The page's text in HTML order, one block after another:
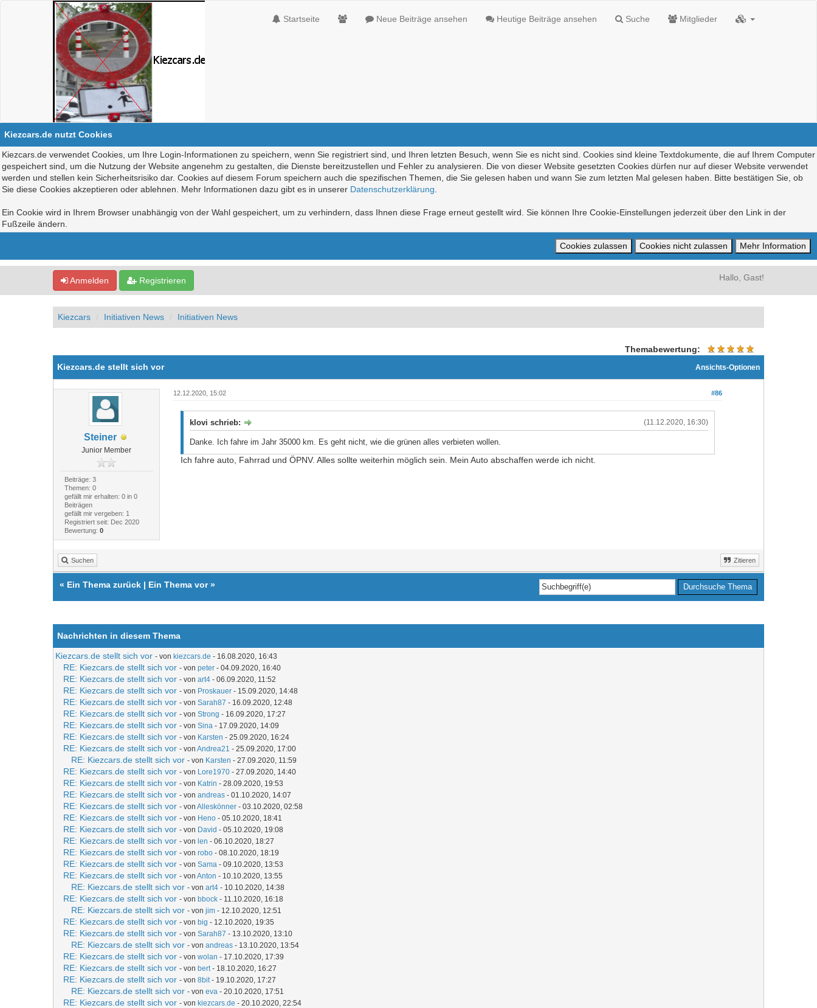
Startseite Neue Beiträge ansehen Heutige Beiträge ansehen Suche Mitglieder
Kiezcars.de nutzt Cookies
Kiezcars.de verwendet Cookies, um Ihre Login-Informationen zu speichern, wenn Sie registriert sind, und Ihren letzten Besuch, wenn Sie es nicht sind. Cookies sind kleine Textdokumente, die auf Ihrem Computer
gespeichert sind, um die Nutzung der Website angenehm zu gestalten, die Dienste bereitzustellen und Fehler zu analysieren. Die von dieser Website gesetzten Cookies dürfen nur auf dieser Website verwendet
werden und stellen kein Sicherheitsrisiko dar. Cookies auf diesem Forum speichern auch die spezifischen Themen, die Sie gelesen haben und wann Sie zum letzten Mal gelesen haben. Bitte bestätigen Sie, ob
Sie diese Cookies akzeptieren oder ablehnen. Mehr Informationen dazu gibt es in unserer Datenschutzerklärung
Ein Cookie wird in Ihrem Browser unabhängig von der Wahl gespeichert, um zu verhindern, dass Ihnen diese Frage erneut gestellt wird. Sie können Ihre Cookie-Einstellungen jederzeit über den Link in der
Fußzeile ändern.
Anmelden Registrieren Hallo, Gast!
Kiezcars Initiativen News Initiativen News
Themabewertung:
Ansichts-Optionen
Kiezcars.de stellt sich vor
Steiner
Junior Member
Beiträge: 3
Themen: 0
gefällt mir erhalten: 0 in 0
Beiträgen
gefällt mir vergeben: 1
Registriert seit: Dec 2020
Bewertung: 0
#86
12.12.2020, 15:02
(11.12.2020, 16:30)
klovi schrieb:
Danke. Ich fahre im Jahr 35000 km. Es geht nicht, wie die grünen alles verbieten wollen.
Ich fahre auto, Fahrrad und ÖPNV. Alles sollte weiterhin möglich sein. Mein Auto abschaffen werde ich nicht.
Suchen Zitieren
« Ein Thema zurück | Ein Thema vor»
Nachrichten in diesem Thema
Kiezcars.de stellt sich vor - von kiezcars.de - 16.08.2020, 16:43
RE: Kiezcars.de stellt sich vor - von peter - 04.09.2020, 16:40
RE: Kiezcars.de stellt sich vor - von art4 - 06.09.2020, 11:52
RE: Kiezcars.de stellt sich vor - von Proskauer - 15.09.2020, 14:48
RE: Kiezcars.de stellt sich vor - von Sarah87 - 16.09.2020, 12:48
RE: Kiezcars.de stellt sich vor - von Strong - 16.09.2020, 17:27
RE: Kiezcars.de stellt sich vor - von Sina - 17.09.2020, 14:09
RE: Kiezcars.de stellt sich vor - von Karsten - 25.09.2020, 16:24
RE: Kiezcars.de stellt sich vor - von Andrea21 - 25.09.2020, 17:00
RE: Kiezcars.de stellt sich vor - von Karsten - 27.09.2020, 11:59
RE: Kiezcars.de stellt sich vor - von Lore1970 - 27.09.2020, 14:40
RE: Kiezcars.de stellt sich vor - von Katrin - 28.09.2020, 19:53
RE: Kiezcars.de stellt sich vor - von andreas - 01.10.2020, 14:07
RE: Kiezcars.de stellt sich vor - von Alleskönner - 03.10.2020, 02:58
RE: Kiezcars.de stellt sich vor - von Heno - 05.10.2020, 18:41
RE: Kiezcars.de stellt sich vor - von David - 05.10.2020, 19:08
RE: Kiezcars.de stellt sich vor - von len - 06.10.2020, 18:27
RE: Kiezcars.de stellt sich vor - von robo - 08.10.2020, 18:19
RE: Kiezcars.de stellt sich vor - von Sama - 09.10.2020, 13:53
RE: Kiezcars.de stellt sich vor - von Anton - 10.10.2020, 13:55
RE: Kiezcars.de stellt sich vor - von art4 - 10.10.2020, 14:38
RE: Kiezcars.de stellt sich vor - von bbock - 11.10.2020, 16:18
RE: Kiezcars.de stellt sich vor - von jim - 12.10.2020, 12:51
RE: Kiezcars.de stellt sich vor - von big - 12.10.2020, 19:35
RE: Kiezcars.de stellt sich vor - von Sarah87 - 13.10.2020, 13:10
RE: Kiezcars.de stellt sich vor - von andreas - 13.10.2020, 13:54
RE: Kiezcars.de stellt sich vor - von wolan - 17.10.2020, 17:39
RE: Kiezcars.de stellt sich vor - von bert- 18.10.2020, 16:27
RE: Kiezcars.de stellt sich vor - von 8bit- 19.10.2020, 17:27
RE: Kiezcars.de stellt sich vor - von eva - 20.10.2020, 17:51
RE: Kiezcars.de stellt sich vor - von kiezcars.de - 20.10.2020, 22:54